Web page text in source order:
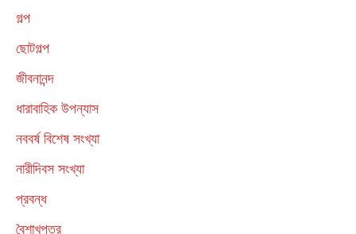
গল্প
ছোটগল্প
জীবনানন্দ
ধারাবাহিক উপন্যাস
নববর্ষ বিশেষ সংখ্যা
নারীদিবস সংখ্যা
প্রবন্ধ
বৈশাখপত্র